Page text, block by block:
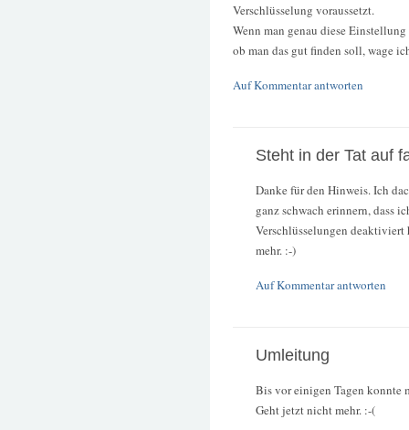
Verschlüsselung voraussetzt.
Wenn man genau diese
ob man das gut finden soll, wage
Auf Kommentar antworten
Steht in der Tat auf
Danke für den Hinweis. Ich
ganz schwach erinnern, dass
Verschlüsselungen
mehr. :-)
Auf Kommentar antworten
Umleitung
Bis vor einigen Tagen konnte
Geht jetzt nicht mehr. :-(